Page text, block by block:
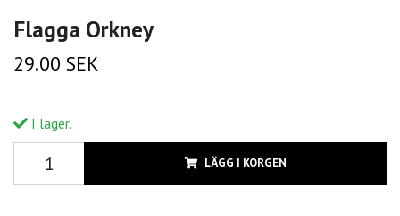
Flagga Orkney
29.00 SEK
I lager.
LÄGG I KORGEN